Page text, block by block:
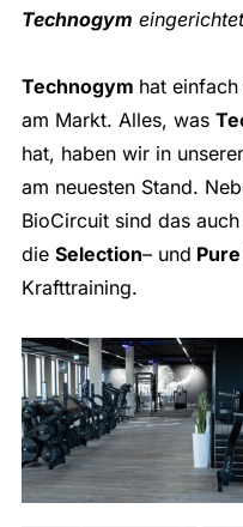
Technogym
Technogym hat
am Markt. Alles, was
hat, haben wir in
am neuesten Stand.
BioCircuit sind das
die Selection– und
Krafttraining.